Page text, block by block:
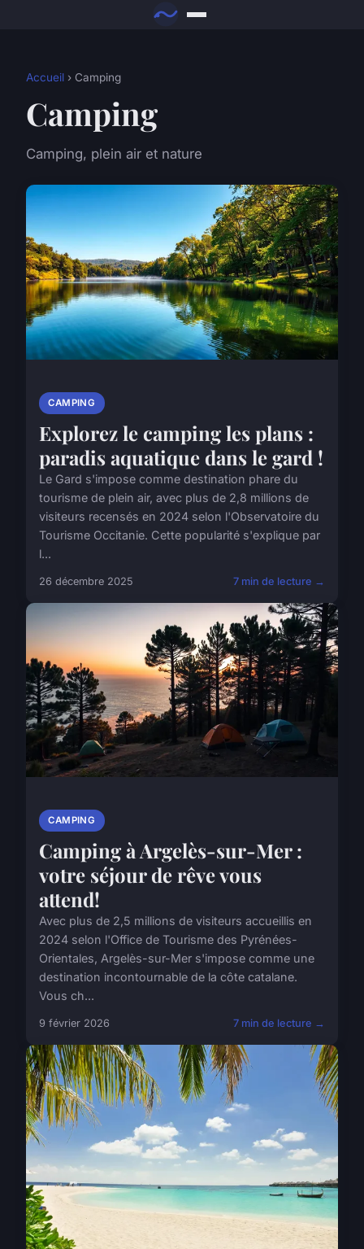
Accueil › Camping
Camping
Camping, plein air et nature
CAMPING
Explorez le camping les plans :
paradis aquatique dans le gard !
Le Gard s'impose comme destination phare du
tourisme de plein air, avec plus de 2,8 millions de
visiteurs recensés en 2024 selon l'Observatoire du
Tourisme Occitanie. Cette popularité s'explique par
l...
26 décembre 2025 7 min de lecture →
CAMPING
Camping à Argelès-sur-Mer :
votre séjour de rêve vous
attend!
Avec plus de 2,5 millions de visiteurs accueillis en
2024 selon l'Office de Tourisme des Pyrénées-
Orientales, Argelès-sur-Mer s'impose comme une
destination incontournable de la côte catalane.
Vous ch...
9 février 2026 7 min de lecture →